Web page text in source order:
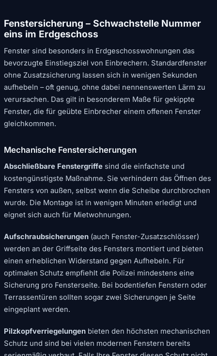
Fenstersicherung – Schwachstelle Nummer
eins im Erdgeschoss
Fenster sind besonders in Erdgeschosswohnungen das
bevorzugte Einstiegsziel von Einbrechern. Standardfenster
ohne Zusatzsicherung lassen sich in wenigen Sekunden
aufhebeln – oft genug, ohne dabei nennenswerten Lärm zu
verursachen. Das gilt in besonderem Maße für gekippte
Fenster, die für geübte Einbrecher einem offenen Fenster
gleichkommen.
Mechanische Fenstersicherungen
Abschließbare Fenstergriffe sind die einfachste und
kostengünstigste Maßnahme. Sie verhindern das Öffnen des
Fensters von außen, selbst wenn die Scheibe durchbrochen
wurde. Die Montage ist in wenigen Minuten erledigt und
eignet sich auch für Mietwohnungen.
Aufschraubsicherungen (auch Fenster-Zusatzschlösser)
werden an der Griffseite des Fensters montiert und bieten
einen erheblichen Widerstand gegen Aufhebeln. Für
optimalen Schutz empfiehlt die Polizei mindestens eine
Sicherung pro Fensterseite. Bei bodentiefen Fenstern oder
Terrassentüren sollten sogar zwei Sicherungen je Seite
eingeplant werden.
Pilzkopfverriegelungen bieten den höchsten mechanischen
Schutz und sind bei vielen modernen Fenstern bereits